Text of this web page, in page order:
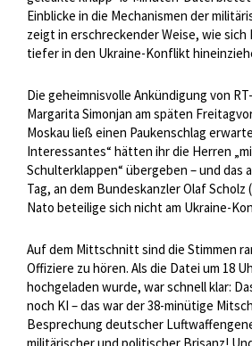
Einblicke in die Mechanismen der
zeigt in erschreckender Weise, wie sich
tiefer in den Ukraine-Konflikt
Die geheimnisvolle Ankündigung von
Margarita Simonjan am späten
Moskau ließ einen Paukenschlag
Interessantes“ hätten ihr die Herren
Schulterklappen“ übergeben – und das
Tag, an dem Bundeskanzler Olaf
Nato beteilige sich nicht am Ukraine-
Auf dem Mittschnitt sind die Stimmen
Offiziere zu hören. Als die Datei um 18
hochgeladen wurde, war schnell klar:
noch KI – das war der 38-minütige
Besprechung deutscher